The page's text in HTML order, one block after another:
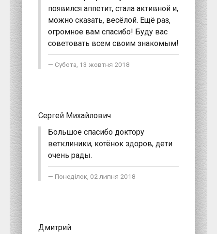
появился аппетит, стала активной и,
можно сказать, весёлой. Ещё раз,
огромное вам спасибо! Буду вас
советовать всем своим знакомым!
Субота, 13 жовтня 2018
Сергей Михайлович
Большое спасибо доктору
ветклиники, котёнок здоров, дети
очень рады.
Понеділок, 02 липня 2018
Дмитрий